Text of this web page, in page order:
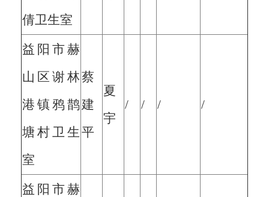
倩卫生室
益阳市赫
山区谢林
港镇鸦鹊
塘村卫生
室
蔡
建
平
夏
宇
/ / / /
益阳市赫